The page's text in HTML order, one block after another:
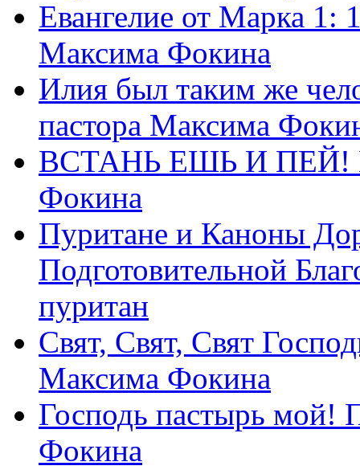
Евангелие от Марка 1:
Максима Фокина
Илия был таким же
пастора Максима
ВСТАНЬ ЕШЬ И ПЕЙ!
Фокина
Пуритане и Каноны
Подготовительной
пуритан
Свят, Свят, Свят
Максима Фокина
Господь пастырь мой!
Фокина